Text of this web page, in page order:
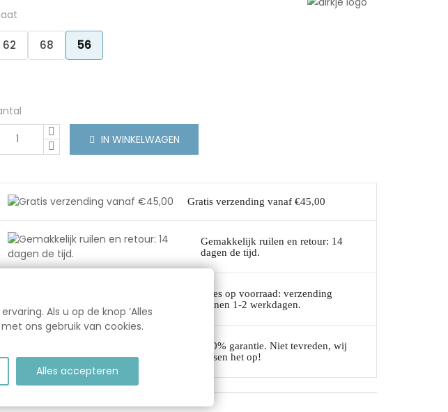
62 68 56
IN WINKELWAGEN
Gratis verzending vanaf €45,00
Gemakkelijk ruilen en retour: 14
dagen de tijd.
Alles op voorraad: verzending
binnen 1-2 werkdagen.
100% garantie. Niet tevreden, wij
lossen het op!
Als u op de knop ‘Alles
ons gebruik van cookies.
Alles accepteren